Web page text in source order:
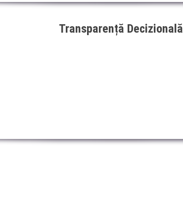
Transparență Decizională